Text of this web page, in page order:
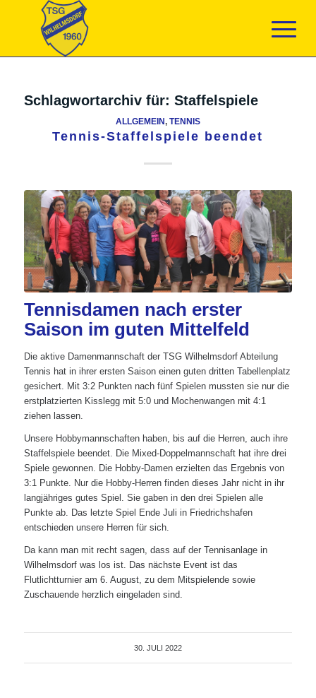
Schlagwortarchiv für: Staffelspiele
ALLGEMEIN, TENNIS
Tennis-Staffelspiele beendet
Tennisdamen nach erster
Saison im guten Mittelfeld
Die aktive Damenmannschaft der TSG Wilhelmsdorf Abteilung
Tennis hat in ihrer ersten Saison einen guten dritten Tabellenplatz
gesichert. Mit 3:2 Punkten nach fünf Spielen mussten sie nur die
erstplatzierten Kisslegg mit 5:0 und Mochenwangen mit 4:1
ziehen lassen.
Unsere Hobbymannschaften haben, bis auf die Herren, auch ihre
Staffelspiele beendet. Die Mixed-Doppelmannschaft hat ihre drei
Spiele gewonnen. Die Hobby-Damen erzielten das Ergebnis von
3:1 Punkte. Nur die Hobby-Herren finden dieses Jahr nicht in ihr
langjähriges gutes Spiel. Sie gaben in den drei Spielen alle
Punkte ab. Das letzte Spiel Ende Juli in Friedrichshafen
entschieden unsere Herren für sich.
Da kann man mit recht sagen, dass auf der Tennisanlage in
Wilhelmsdorf was los ist. Das nächste Event ist das
Flutlichtturnier am 6. August, zu dem Mitspielende sowie
Zuschauende herzlich eingeladen sind.
30. JULI 2022